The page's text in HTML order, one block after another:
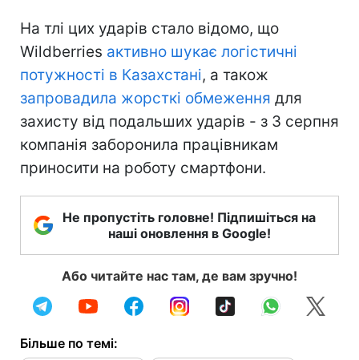
На тлі цих ударів стало відомо, що
Wildberries активно шукає логістичні
потужності в Казахстані, а також
запровадила жорсткі обмеження для
захисту від подальших ударів - з 3 серпня
компанія заборонила працівникам
приносити на роботу смартфони.
Не пропустіть головне! Підпишіться на
наші оновлення в Google!
Або читайте нас там, де вам зручно!
Більше по темі: